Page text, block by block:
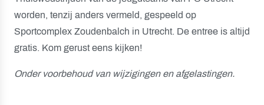
worden, tenzij anders vermeld, gespeeld op
Sportcomplex Zoudenbalch in Utrecht. De entree is altijd
gratis. Kom gerust eens kijken!
Onder voorbehoud van wijzigingen en afgelastingen.